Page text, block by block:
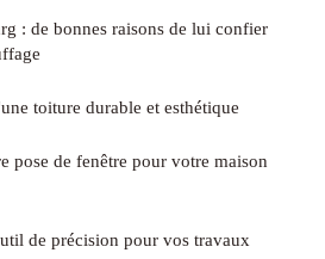
: de bonnes raisons de lui confier
toiture durable et esthétique
pose de fenêtre pour votre maison
de précision pour vos travaux